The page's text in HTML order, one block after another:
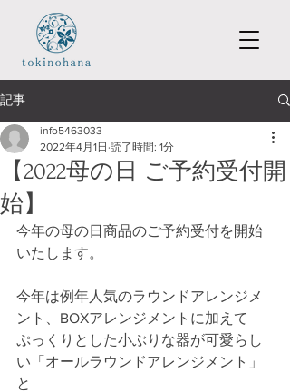
記事
【2022母の日 ご予約受付開
始】
info5463033
2022年4月1日 読了時間: 1分
今年の母の日商品のご予約受付を開始
いたします。
今年は例年人気のラウンドアレンジメ
ント、BOXアレンジメントに加えて
ぷっくりとした小ぶりな器が可愛らし
い「オールラウンドアレンジメント」
と